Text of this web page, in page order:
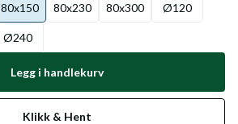
80x150 80x230 80x300 Ø120
Ø240
Legg i handlekurv
Klikk & Hent